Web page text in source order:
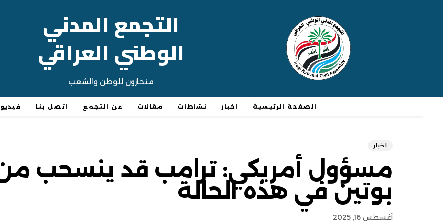
التجمع المدني
الوطني العراقي
منحازون للوطن والشعب
الصفحة الرئيسية اخبار نشاطات مقالات عن التجمع اتصل بنا
اخبار
مسؤول أمريكي: ترامب قد ينسحب
بوتين في هذه الحالة
أغسطس 16, 2025